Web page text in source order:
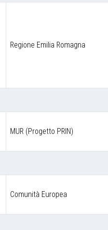
Regione Emilia Romagna
MUR (Progetto PRIN)
Comunità Europea